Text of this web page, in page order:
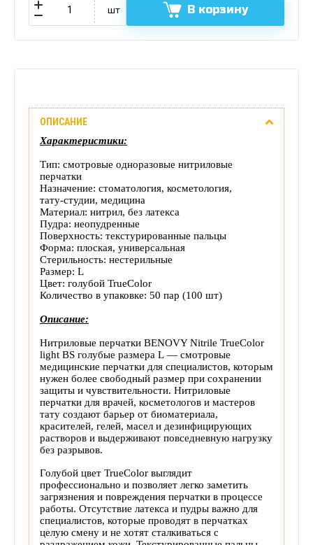
шт В корзину
Отзывы
(0)
Доставка
этого
товара
ОПИСАНИЕ
Характеристики:
Тип: смотровые одноразовые нитриловые
перчатки
Назначение: стоматология, косметология,
тату‑студии, медицина
Материал: нитрил, без латекса
Пудра: неопудренные
Поверхность: текстурированные пальцы
Форма: плоская, универсальная
Стерильность: нестерильные
Размер: L
Цвет: голубой TrueColor
Количество в упаковке: 50 пар (100 шт)
Описание:
Нитриловые перчатки BENOVY Nitrile TrueColor
light BS голубые размера L — смотровые
медицинские перчатки для специалистов, которым
нужен более свободный размер при сохранении
защиты и чувствительности. Нитриловые
перчатки для врачей, косметологов и мастеров
тату создают барьер от биоматериала,
красителей, гелей, масел и дезинфицирующих
растворов и выдерживают повседневную нагрузку
без разрывов.
Голубой цвет TrueColor выглядит
профессионально и позволяет легко заметить
загрязнения и повреждения перчатки в процессе
работы. Отсутствие латекса и пудры важно для
специалистов, которые проводят в перчатках
целую смену и не хотят сталкиваться с